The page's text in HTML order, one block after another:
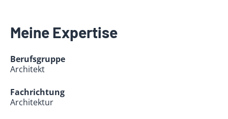
Meine Expertise
Berufsgruppe
Architekt
Fachrichtung
Architektur